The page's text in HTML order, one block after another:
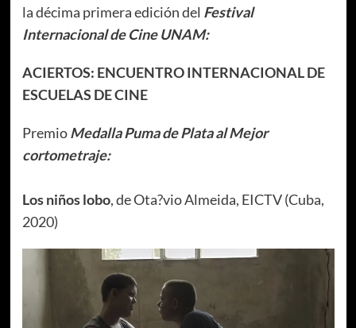
la décima primera edición del Festival
Internacional de Cine UNAM:
ACIERTOS: ENCUENTRO INTERNACIONAL DE
ESCUELAS DE CINE
PremioMedalla Puma de Plata al Mejor
cortometraje:
Los niños lobo, de Ota?vio Almeida, EICTV (Cuba,
2020)